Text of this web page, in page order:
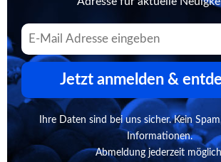
Jetzt anmelden &
Ihre Daten sind bei uns sicher. Kein
Informationen.
Abmeldung jederzeit